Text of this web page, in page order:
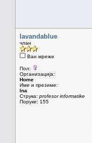
lavandablue
члан
Ван мреже
Пол:
Организација:
Home
Име и презиме:
Ina
Струка: profesor informatike
Поруке: 155